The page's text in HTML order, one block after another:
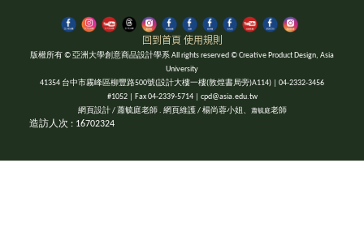
回到首頁 使用規則
版權所有 © 亞洲大學創意商品設計學系 All rights reserved © Creative Product Design, Asia
University
41354 台中市霧峰區柳豐路500號(設計大樓一樓(敦煌書局旁)A114) | 04-2332-3456
#1052 | Fax 04-2339-5714 | cpd@asia.edu.tw
網頁設計 / 蕭毓庭老師 . 網頁維護 / 楊尚蓉小姐、
蕭毓庭老師
造訪人次 : 16702324